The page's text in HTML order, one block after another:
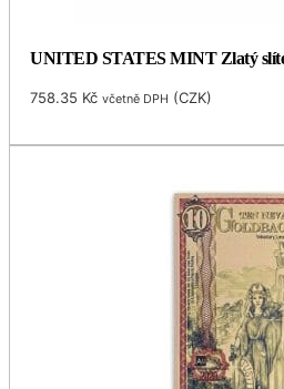
UNITED STATES MINT Zlatý
758.35 Kč včetně DPH (CZK)